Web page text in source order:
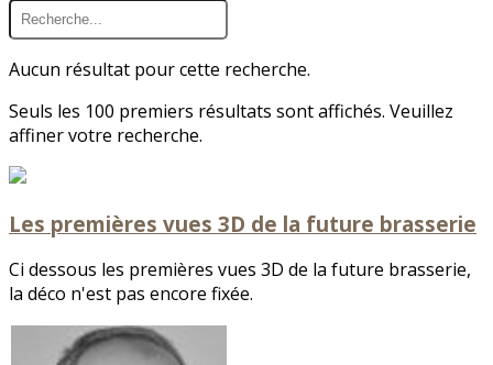
Aucun résultat pour cette recherche.
Seuls les 100 premiers résultats sont affichés. Veuillez
affiner votre recherche.
Les premières vues 3D de la future brasserie
Ci dessous les premières vues 3D de la future brasserie,
la déco n'est pas encore fixée.